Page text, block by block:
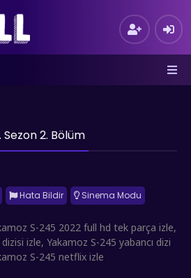
2. Bölüm
Hata Bildir Sinema Modu
S-245 2022 full hd tek parça izle,
izle, Yakamoz S-245 yabancı dizi
S-245 netflix izle